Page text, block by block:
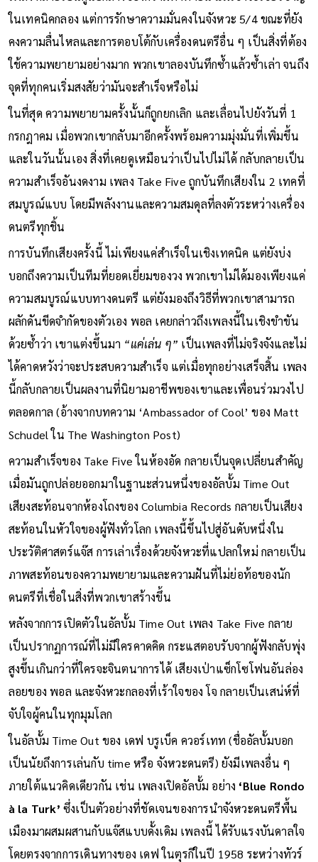
ในเทคนิคกลอง แต่การรักษาความมั่นคงในจังหวะ 5/4 ขณะที่ยัง
คงความลื่นไหลและการตอบโต้กับเครื่องดนตรีอื่น ๆ เป็นสิ่งที่ต้อง
ใช้ความพยายามอย่างมาก พวกเขาลองบันทึกซ้ำแล้วซ้ำเล่า จนถึง
จุดที่ทุกคนเริ่มสงสัยว่ามันจะสำเร็จหรือไม่
ในที่สุด ความพยายามครั้งนั้นก็ถูกยกเลิก และเลื่อนไปยังวันที่ 1
กรกฎาคม เมื่อพวกเขากลับมาอีกครั้งพร้อมความมุ่งมั่นที่เพิ่มขึ้น
และในวันนั้นเอง สิ่งที่เคยดูเหมือนว่าเป็นไปไม่ได้ กลับกลายเป็น
ความสำเร็จอันงดงาม เพลง Take Five ถูกบันทึกเสียงใน 2 เทคที่
สมบูรณ์แบบ โดยมีพลังงานและความสมดุลที่ลงตัวระหว่างเครื่อง
ดนตรีทุกชิ้น
การบันทึกเสียงครั้งนี้ ไม่เพียงแค่สำเร็จในเชิงเทคนิค แต่ยังบ่ง
บอกถึงความเป็นทีมที่ยอดเยี่ยมของวง พวกเขาไม่ได้มองเพียงแค่
ความสมบูรณ์แบบทางดนตรี แต่ยังมองถึงวิธีที่พวกเขาสามารถ
ผลักดันขีดจำกัดของตัวเอง พอล เคยกล่าวถึงเพลงนี้ในเชิงขำขัน
ด้วยซ้ำว่า เขาแต่งขึ้นมา “แค่เล่น ๆ” เป็นเพลงที่ไม่จริงจังและไม่
ได้คาดหวังว่าจะประสบความสำเร็จ แต่เมื่อทุกอย่างเสร็จสิ้น เพลง
นี้กลับกลายเป็นผลงานที่นิยามอาชีพของเขาและเพื่อนร่วมวงไป
ตลอดกาล (อ้างจากบทความ ‘Ambassador of Cool’ ของ Matt
Schudel ใน The Washington Post)
ความสำเร็จของ Take Five ในห้องอัด กลายเป็นจุดเปลี่ยนสำคัญ
เมื่อมันถูกปล่อยออกมาในฐานะส่วนหนึ่งของอัลบั้ม Time Out
เสียงสะท้อนจากห้องโถงของ Columbia Records กลายเป็นเสียง
สะท้อนในหัวใจของผู้ฟังทั่วโลก เพลงนี้ขึ้นไปสู่อันดับหนึ่งใน
ประวัติศาสตร์แจ๊ส การเล่าเรื่องด้วยจังหวะที่แปลกใหม่ กลายเป็น
ภาพสะท้อนของความพยายามและความฝันที่ไม่ย่อท้อของนัก
ดนตรีที่เชื่อในสิ่งที่พวกเขาสร้างขึ้น
หลังจากการเปิดตัวในอัลบั้ม Time Out เพลง Take Five กลาย
เป็นปรากฏการณ์ที่ไม่มีใครคาดคิด กระแสตอบรับจากผู้ฟังกลับพุ่ง
สูงขึ้นเกินกว่าที่ใครจะจินตนาการได้ เสียงเป่าแซ็กโซโฟนอันล่อง
ลอยของ พอล และจังหวะกลองที่เร้าใจของ โจ กลายเป็นเสน่ห์ที่
จับใจผู้คนในทุกมุมโลก
ในอัลบั้ม Time Out ของ เดฟ บรูเบ็ค ควอร์เทท (ชื่ออัลบั้มบอก
เป็นนัยถึงการเล่นกับ time หรือ จังหวะดนตรี) ยังมีเพลงอื่น ๆ
ภายใต้แนวคิดเดียวกัน เช่น เพลงเปิดอัลบั้ม อย่าง ‘Blue Rondo
à la Turk’ ซึ่งเป็นตัวอย่างที่ชัดเจนของการนำจังหวะดนตรีพื้น
เมืองมาผสมผสานกับแจ๊สแบบดั้งเดิม เพลงนี้ ได้รับแรงบันดาลใจ
โดยตรงจากการเดินทางของ เดฟ ในตุรกีในปี 1958 ระหว่างทัวร์